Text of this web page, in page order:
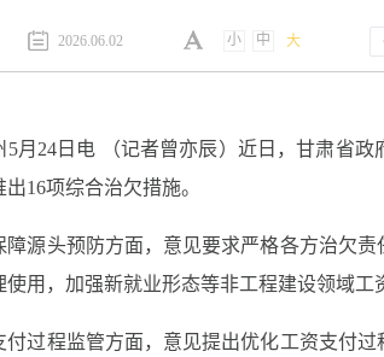
2026.06.02 小 中 大
5月24日电 （记者曾亦辰）近日，甘肃省
16项综合治欠措施。
障源头预防方面，意见要求严格各方治欠
使用，加强新就业形态等非工程建设领域工
付过程监管方面，意见提出优化工资支付